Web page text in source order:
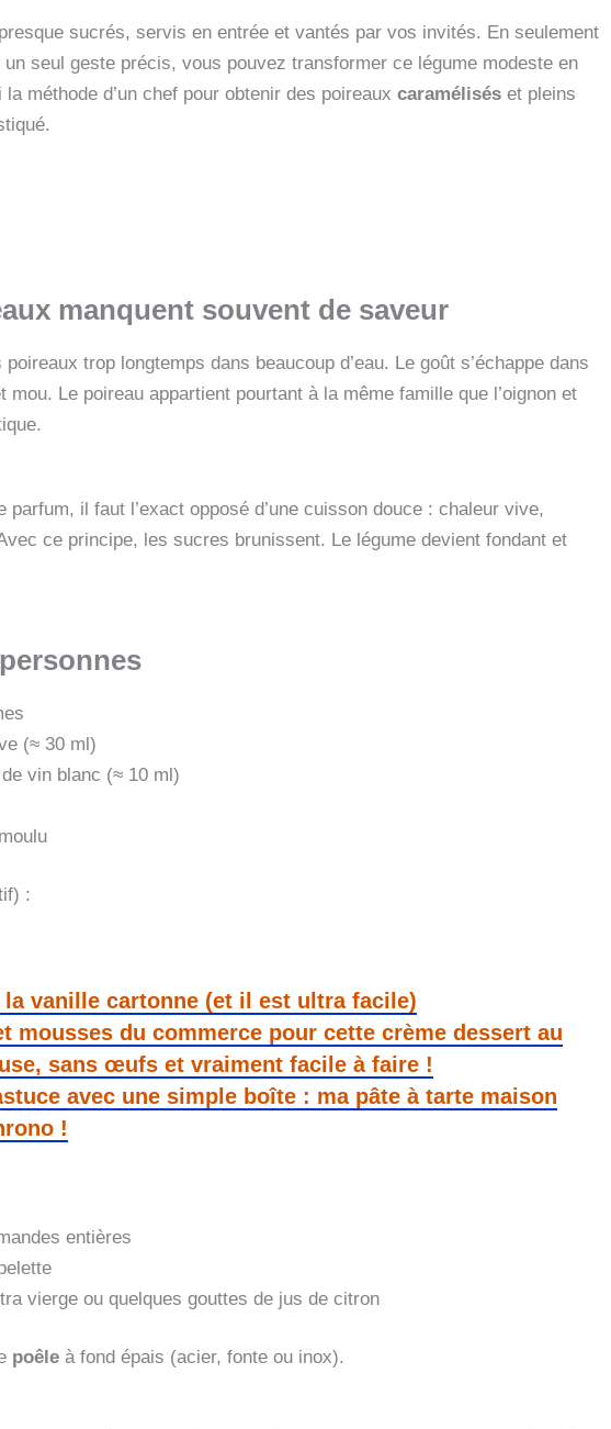
sucrés, servis en entrée et vantés par vos invités. En seulement
seul geste précis, vous pouvez transformer ce légume modeste en
méthode d’un chef pour obtenir des poireaux caramélisés et pleins
manquent souvent de saveur
trop longtemps dans beaucoup d’eau. Le goût s’échappe dans
Le poireau appartient pourtant à la même famille que l’oignon et
il faut l’exact opposé d’une cuisson douce : chaleur vive,
ce principe, les sucres brunissent. Le légume devient fondant et
(≈ 30 ml)
vin blanc (≈ 10 ml)
:
vanille cartonne (et il est ultra facile)
mousses du commerce pour cette crème dessert au
sans œufs et vraiment facile à faire !
avec une simple boîte : ma pâte à tarte maison
!
entières
vierge ou quelques gouttes de jus de citron
poêle à fond épais (acier, fonte ou inox).